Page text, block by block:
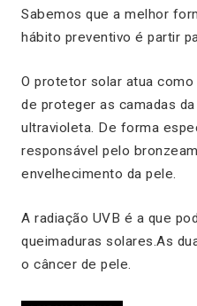
Sabemos que a melhor
hábito preventivo é partir
O protetor solar atua
de proteger as camadas
ultravioleta. De forma
responsável pelo
envelhecimento da pele.
A radiação UVB é a que
queimaduras solares.As
o câncer de pele.